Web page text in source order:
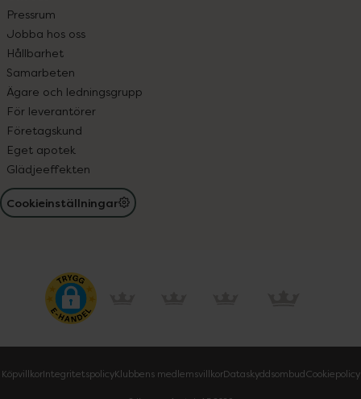
Pressrum
Jobba hos oss
Hållbarhet
Samarbeten
Ägare och ledningsgrupp
För leverantörer
Företagskund
Eget apotek
Glädjeeffekten
Cookieinställningar
KöpvillkorIntegritetspolicyKlubbens medlemsvillkorDataskyddsombudCookiepolicy